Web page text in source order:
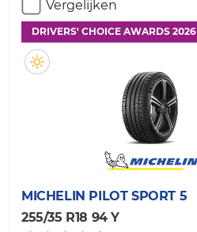
Vergelijken
DRIVERS' CHOICE AWARDS 2026
MICHELIN PILOT SPORT 5
255/35 R18 94 Y